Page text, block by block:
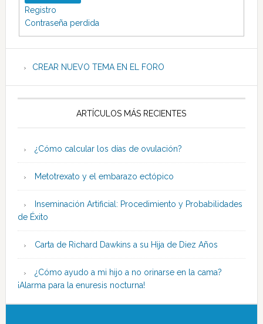
Registro
Contraseña perdida
CREAR NUEVO TEMA EN EL FORO
ARTÍCULOS MÁS RECIENTES
¿Cómo calcular los días de ovulación?
Metotrexato y el embarazo ectópico
Inseminación Artificial: Procedimiento y Probabilidades
de Éxito
Carta de Richard Dawkins a su Hija de Diez Años
¿Cómo ayudo a mi hijo a no orinarse en la cama?
¡Alarma para la enuresis nocturna!